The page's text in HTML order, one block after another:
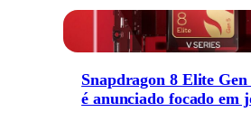
Snapdragon 8 Elite Gen
é anunciado focado em